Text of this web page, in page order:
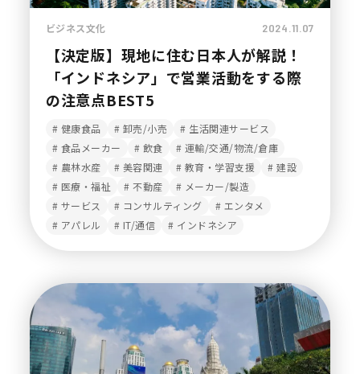
ビジネス文化 2024.11.07
【決定版】現地に住む日本人が解説！
「インドネシア」で営業活動をする際
の注意点BEST5
健康食品 卸売/小売
生活関連サービス
食品メーカー
飲食
運輸/交通/物流/倉庫
農林水産
美容関連 教育・学習支援
建設
医療・福祉
不動産
メーカー/製造
サービス
コンサルティング
エンタメ
アパレル
IT/通信 インドネシア